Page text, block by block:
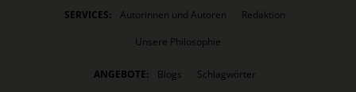
SERVICES: Autorinnen und Autoren
Redaktion
Unsere Philosophie
ANGEBOTE: Blogs Schlagwörter